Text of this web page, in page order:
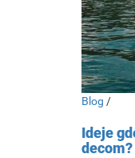
Blog /
Ideje
decom?